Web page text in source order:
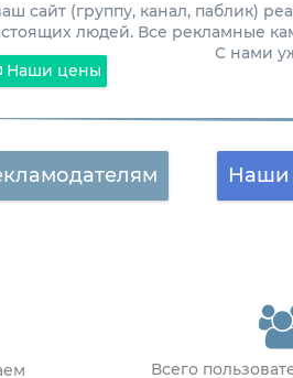
сайт (группу, канал, паблик)
людей. Все рекламные
С нами
Наши цены
Наши
Всего